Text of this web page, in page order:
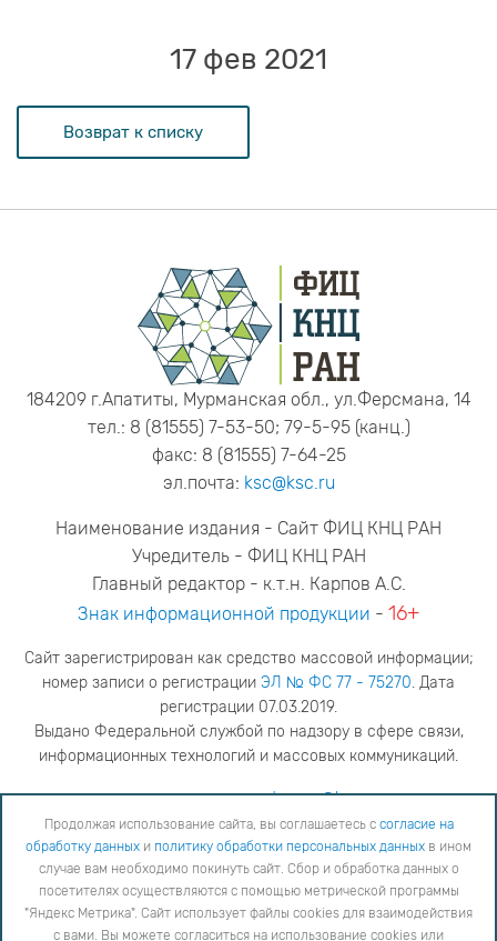
Возврат к списку
17 фев 2021
184209 г.Апатиты, Мурманская обл., ул.Ферсмана, 14
тел.: 8 (81555) 7-53-50; 79-5-95 (канц.)
факс: 8 (81555) 7-64-25
эл.почта: ksc@ksc.ru
Наименование издания - Сайт ФИЦ КНЦ РАН
Учредитель - ФИЦ КНЦ РАН
Главный редактор - к.т.н. Карпов А.С.
Знак информационной продукции - 16+
Сайт зарегистрирован как средство массовой информации;
номер записи о регистрации ЭЛ № ФС 77 - 75270. Дата
регистрации 07.03.2019.
Выдано Федеральной службой по надзору в сфере связи,
информационных технологий и массовых коммуникаций.
адрес редакцииya.stogova@ksc.ru
телефон редакции81555-79-516
Продолжая использование сайта, вы соглашаетесь с согласие на обработку данных
обработки персональных данных
в ином случае вам необходимо покинуть сайт. Сбор и обработка
данных о посетителях осуществляются с помощью метрической программы "Яндекс Метрика".
Сайт использует файлы cookies для взаимодействия с вами. Вы можете согласиться на
использование cookies или заблокировать их использование, изменив настройки вашего интернет-
Продолжая использование сайта, вы соглашаетесь с согласие на
обработку данных и политику обработки персональных данных в ином
случае вам необходимо покинуть сайт. Сбор и обработка данных о
посетителях осуществляются с помощью метрической программы
"Яндекс Метрика". Сайт использует файлы cookies для взаимодействия
с вами. Вы можете согласиться на использование cookies или